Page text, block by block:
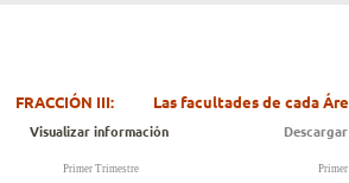
FRACCIÓN III: Las facultades de cada
Visualizar información
Primer Trimestre